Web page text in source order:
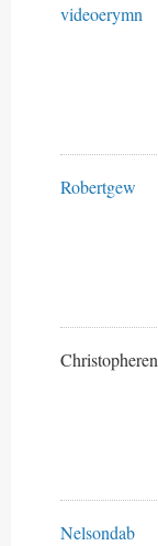
videoerymn
Robertgew
Nelsondab